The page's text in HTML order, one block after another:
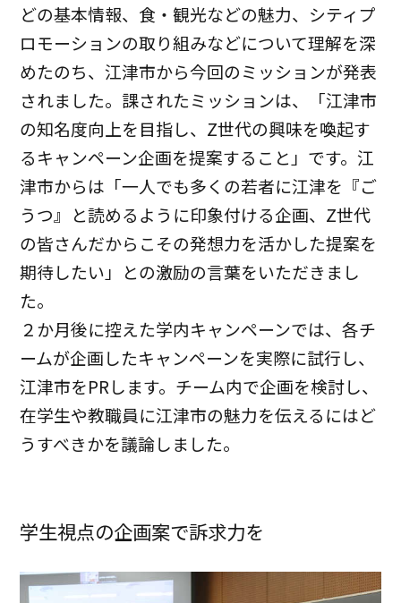
どの基本情報、食・観光などの魅力、シティプ
ロモーションの取り組みなどについて理解を深
めたのち、江津市から今回のミッションが発表
されました。課されたミッションは、「江津市
の知名度向上を目指し、Z世代の興味を喚起す
るキャンペーン企画を提案すること」です。江
津市からは「一人でも多くの若者に江津を『ご
うつ』と読めるように印象付ける企画、Z世代
の皆さんだからこその発想力を活かした提案を
期待したい」との激励の言葉をいただきまし
た。
２か月後に控えた学内キャンペーンでは、各チ
ームが企画したキャンペーンを実際に試行し、
江津市をPRします。チーム内で企画を検討し、
在学生や教職員に江津市の魅力を伝えるにはど
うすべきかを議論しました。
学生視点の企画案で訴求力を